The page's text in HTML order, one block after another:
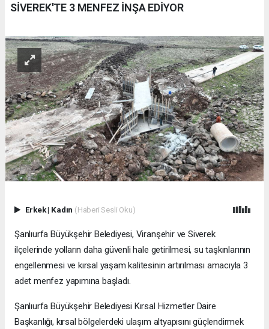
SİVEREK'TE 3 MENFEZ İNŞA EDİYOR
Erkek| Kadın (Haberi Sesli Oku)
Şanlıurfa Büyükşehir Belediyesi, Viranşehir ve Siverek
ilçelerinde yolların daha güvenli hale getirilmesi, su taşkınlarının
engellenmesi ve kırsal yaşam kalitesinin artırılması amacıyla 3
adet menfez yapımına başladı.
Şanlıurfa Büyükşehir Belediyesi Kırsal Hizmetler Daire
Başkanlığı, kırsal bölgelerdeki ulaşım altyapısını güçlendirmek